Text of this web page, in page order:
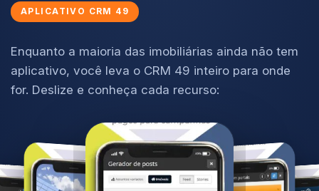
APLICATIVO CRM 49
Enquanto a maioria das imobiliárias ainda não tem
aplicativo, você leva o CRM 49 inteiro para onde
for. Deslize e conheça cada recurso: